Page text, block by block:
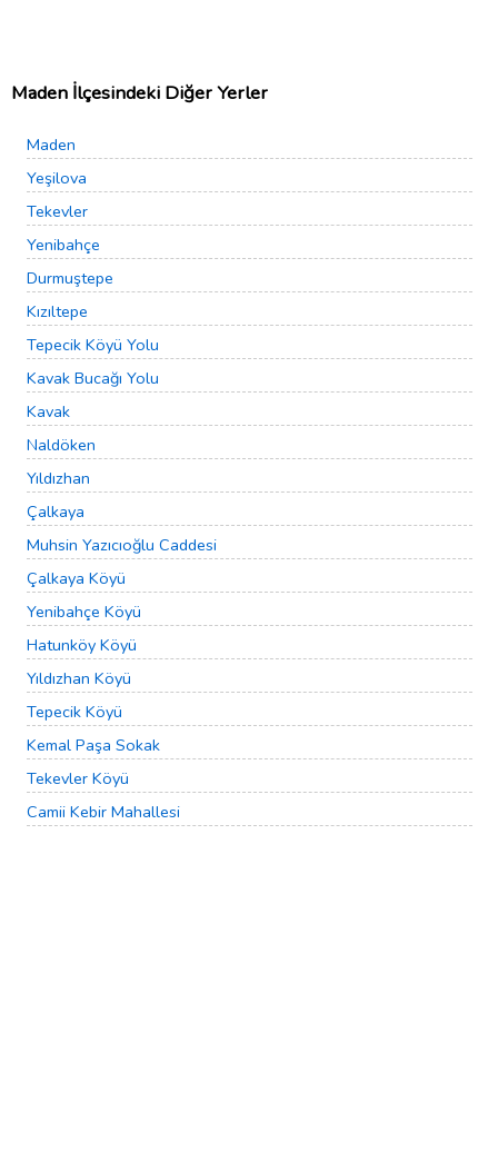
Maden İlçesindeki Diğer Yerler
Maden
Yeşilova
Tekevler
Yenibahçe
Durmuştepe
Kızıltepe
Tepecik Köyü Yolu
Kavak Bucağı Yolu
Kavak
Naldöken
Yıldızhan
Çalkaya
Muhsin Yazıcıoğlu Caddesi
Çalkaya Köyü
Yenibahçe Köyü
Hatunköy Köyü
Yıldızhan Köyü
Tepecik Köyü
Kemal Paşa Sokak
Tekevler Köyü
Camii Kebir Mahallesi